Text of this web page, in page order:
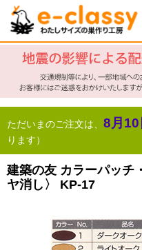
ただいまのご注文は、 8月10
ります）
建築の友 カラーパッチ
ヤ消し〉 KP-17